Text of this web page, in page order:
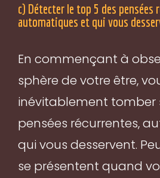
c) Détecter le top 5 des pensées
automatiques et qui vous
En commençant à
sphère de votre être,
inévitablement tomber
pensées récurrentes,
qui vous desservent.
se présentent quand